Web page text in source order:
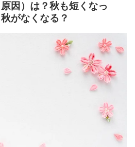
因）は？秋も短くなっ
がなくなる？